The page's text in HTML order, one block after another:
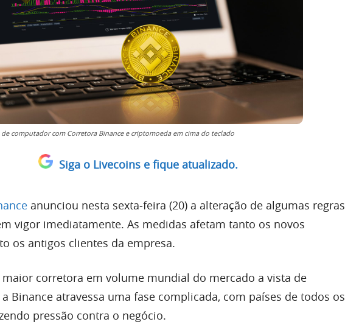
de computador com Corretora Binance e criptomoeda em cima do teclado
Siga o Livecoins e fique atualizado.
anunciou nesta sexta-feira (20) a alteração de algumas regras
vigor imediatamente. As medidas afetam tanto os novos
os antigos clientes da empresa.
maior corretora em volume mundial do mercado a vista de
Binance atravessa uma fase complicada, com países de todos os
pressão contra o negócio.